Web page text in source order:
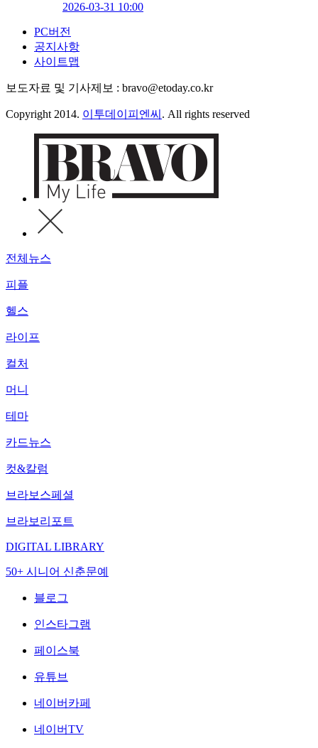
2026-03-31 10:00
PC버전
공지사항
사이트맵
보도자료 및 기사제보 : bravo@etoday.co.kr
Copyright 2014. 이투데이피엔씨 . All rights reserved
전체뉴스
피플
헬스
라이프
컬처
머니
테마
카드뉴스
컷&칼럼
브라보스페셜
브라보리포트
DIGITAL LIBRARY
50+ 시니어 신춘문예
블로그
인스타그램
페이스북
유튜브
네이버카페
네이버TV